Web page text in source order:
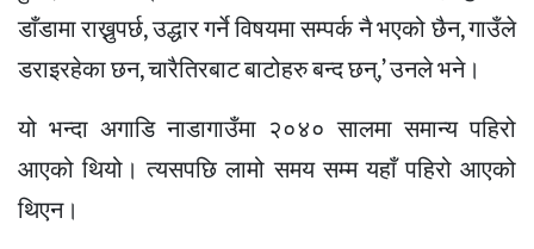
डाँडामा राख्नुपर्छ, उद्धार गर्ने विषयमा सम्पर्क नै भएको छैन, गाउँले
डराइरहेका छन, चारैतिरबाट बाटोहरु बन्द छन्,’ उनले भने।
यो भन्दा अगाडि नाडागाउँमा २०४० सालमा समान्य पहिरो
आएको थियो। त्यसपछि लामो समय सम्म यहाँ पहिरो आएको
थिएन।